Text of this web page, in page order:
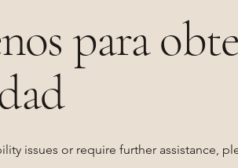
para
issues or require further assistance,